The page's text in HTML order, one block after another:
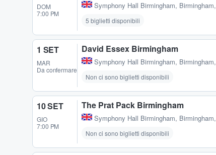
DOM
7:00 PM
Symphony Hall Birmingham,
5 biglietti disponibili
1 SET
MAR
Da confermare
David Essex Birmingham
Symphony Hall Birmingham,
Non ci sono biglietti disponibili
10 SET
GIO
7:00 PM
The Prat Pack Birmingham
Symphony Hall Birmingham,
Non ci sono biglietti disponibili